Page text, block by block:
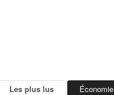
Les plus lus Économie